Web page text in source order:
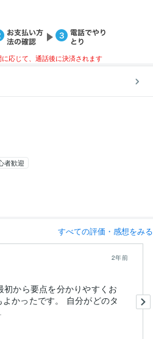
応じて、通話後に決済されます
者歓迎
すべての評価・感想をみる
2年前
から要点を分かりやすくお
かったです。 自分がどのタ